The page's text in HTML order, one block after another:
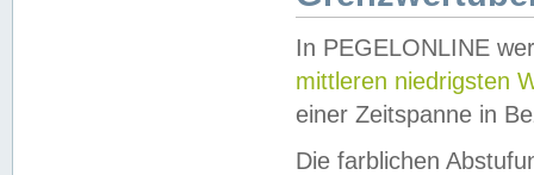
In PEGELONLINE
mittleren niedrigsten
einer Zeitspanne in
Die farblichen